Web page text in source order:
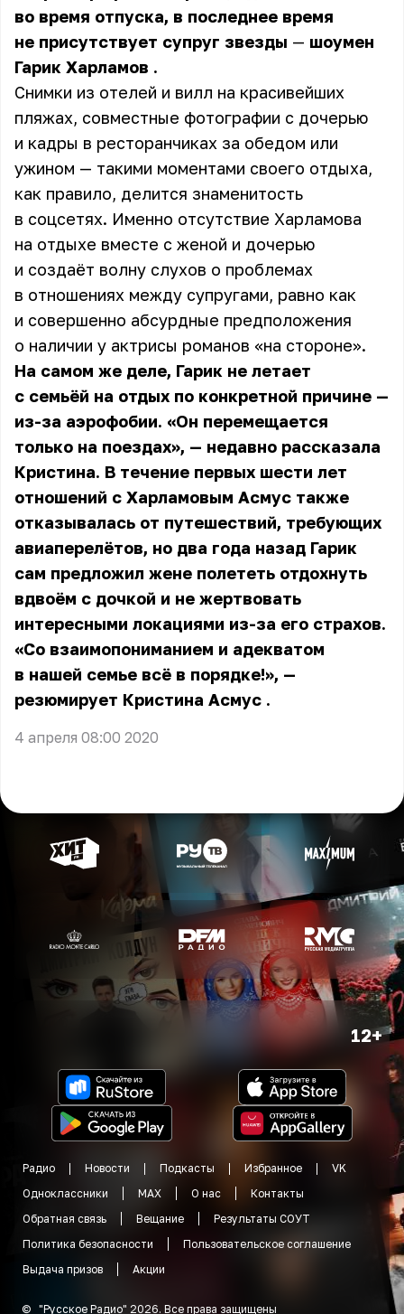
во время отпуска, в последнее время
не присутствует супруг звезды — шоумен
Гарик Харламов .
Снимки из отелей и вилл на красивейших
пляжах, совместные фотографии с дочерью
и кадры в ресторанчиках за обедом или
ужином — такими моментами своего отдыха,
как правило, делится знаменитость
в соцсетях. Именно отсутствие Харламова
на отдыхе вместе с женой и дочерью
и создаёт волну слухов о проблемах
в отношениях между супругами, равно как
и совершенно абсурдные предположения
о наличии у актрисы романов «на стороне».
На самом же деле, Гарик не летает
с семьёй на отдых по конкретной причине —
из-за аэрофобии. «Он перемещается
только на поездах», — недавно рассказала
Кристина. В течение первых шести лет
отношений с Харламовым Асмус также
отказывалась от путешествий, требующих
авиаперелётов, но два года назад Гарик
сам предложил жене полететь отдохнуть
вдвоём с дочкой и не жертвовать
интересными локациями из-за его страхов.
«Со взаимопониманием и адекватом
в нашей семье всё в порядке!», —
резюмирует Кристина Асмус .
4 апреля 08:00 2020
12+
Радио Новости Подкасты Избранное
VK
Одноклассники
MAX О нас
Контакты
Обратная связь
Вещание
Результаты СОУТ
Политика безопасности
Пользовательское соглашение
Выдача призов
Акции
© "Русское Радио" 2026. Все права защищены